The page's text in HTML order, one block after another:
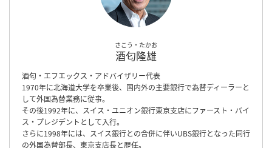
さこう・たかお
酒匂隆雄
酒匂・エフエックス・アドバイザリー代表
1970年に北海道大学を卒業後、国内外の主要銀行で為替ディーラーと
して外国為替業務に従事。
その後1992年に、スイス・ユニオン銀行東京支店にファースト・バイ
ス・プレジデントとして入行。
さらに1998年には、スイス銀行との合併に伴いUBS銀行となった同行
の外国為替部長、東京支店長と歴任。